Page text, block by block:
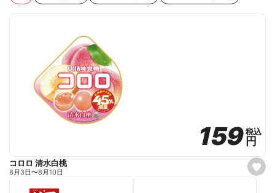
s
e
159
159税込
税込
円
円
コロロ 清水白桃
8月3日〜8月10日